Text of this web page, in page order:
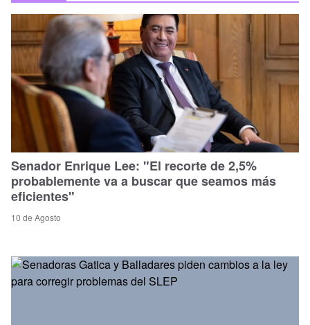
Senador Enrique Lee: "El recorte de 2,5%
probablemente va a buscar que seamos más
eficientes"
10 de Agosto